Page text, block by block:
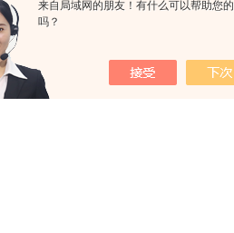
来自局域网的朋友！有什么可以帮助您的
吗？